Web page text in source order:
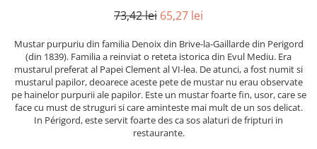
Piper
Produse de patiserie
Frisca si smantana
Sare
Sare de mare din Franta / Italia /
Suporturi pentru oale
Tigai wok
Capace pentru vase de gatit
Vase cu inductie
Seturi de oale si tigai
Placi inductie
73,42 lei 65,27 lei
Mustar purpuriu din familia Denoix din Brive-la-Gaillarde din Perigord
(din 1839). Familia a reinviat o reteta istorica din Evul Mediu. Era
mustarul preferat al Papei Clement al VI-lea. De atunci, a fost numit si
mustarul papilor, deoarece aceste pete de mustar nu erau observate
pe hainelor purpurii ale papilor. Este un mustar foarte fin, usor, care se
face cu must de struguri si care aminteste mai mult de un sos delicat.
In Périgord, este servit foarte des ca sos alaturi de fripturi in
restaurante.